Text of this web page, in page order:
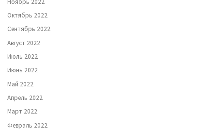
Октябрь 2022
Сентябрь 2022
Август 2022
Июль 2022
Июнь 2022
Май 2022
Апрель 2022
Март 2022
Февраль 2022